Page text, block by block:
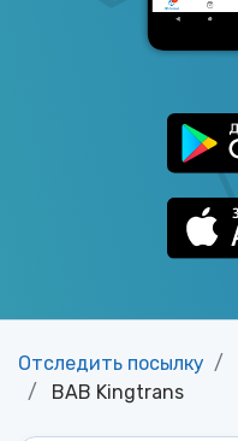
Отследить посылку
BAB Kingtrans